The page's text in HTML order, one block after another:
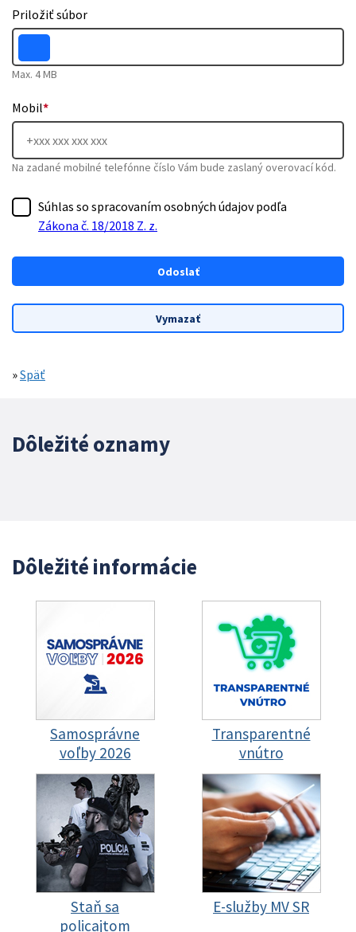
Priložiť súbor
Max. 4 MB
Mobil*
Na zadané mobilné telefónne číslo Vám bude zaslaný overovací kód.
Súhlas so spracovaním osobných údajov podľa
Zákona č. 18/2018 Z. z.
»Späť
Dôležité oznamy
Dôležité informácie
Samosprávne
voľby 2026
Transparentné
vnútro
Staň sa
policajtom
E-služby MV SR